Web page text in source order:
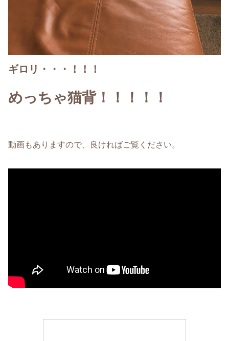
ギロリ・・・！！！
めっちゃ猫背！！！！！
動画もありますので、良ければご覧ください。